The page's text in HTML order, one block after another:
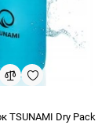
TSUNAMI Dry Pack